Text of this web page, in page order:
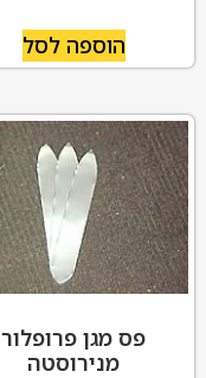
הוספה לסל
פס מגן פרופלור
מנירוסטה